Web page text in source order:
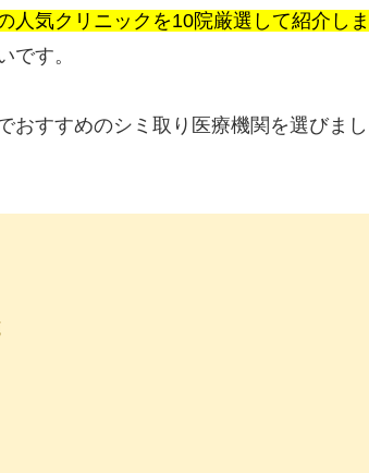
人気クリニックを10院厳選して紹介しま
です。
おすすめのシミ取り医療機関を選びまし